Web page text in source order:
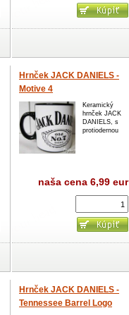
Hrnček JACK DANIELS -
Motive 4
(-50%=VÝPREDAJ)Keramický
hrnček JACK
DANIELS, s
protiodernou
naša cena 6,99 eur
Hrnček JACK DANIELS -
Tennessee Barrel Logo